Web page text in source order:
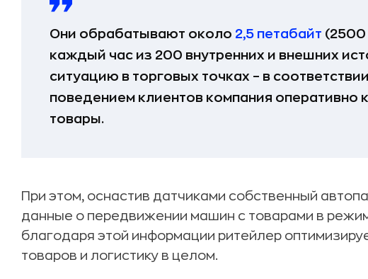
Они обрабатывают около 2,5 петабайт (2500
каждый час из 200 внутренних и внешних
ситуацию в торговых точках – в
поведением клиентов компания оперативно
товары.
При этом, оснастив датчиками собственный
данные о передвижении машин с товарами в
благодаря этой информации ритейлер
товаров и логистику в целом.